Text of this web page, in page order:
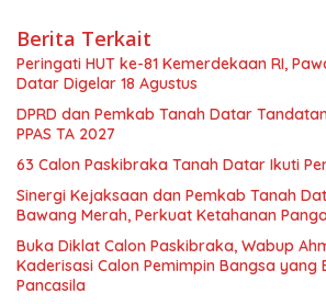
Berita Terkait
Peringati HUT ke-81 Kemerdekaan RI,
Datar Digelar 18 Agustus
DPRD dan Pemkab Tanah Datar
PPAS TA 2027
63 Calon Paskibraka Tanah Datar Ikuti
Sinergi Kejaksaan dan Pemkab Tanah
Bawang Merah, Perkuat Ketahanan
Buka Diklat Calon Paskibraka, Wabup
Kaderisasi Calon Pemimpin Bangsa
Pancasila